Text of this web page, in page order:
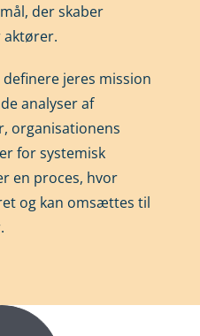
der skaber
aktører.
jeres mission
analyser af
organisationens
for systemisk
en proces, hvor
og kan omsættes til